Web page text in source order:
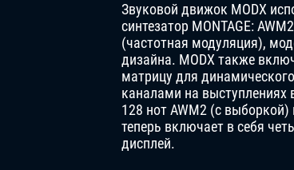
Звуковой движок MODX
синтезатор MONTAGE:
(частотная модуляция),
дизайна. MODX также
матрицу для
каналами на
128 нот AWM2 (с
теперь включает в себя
дисплей.